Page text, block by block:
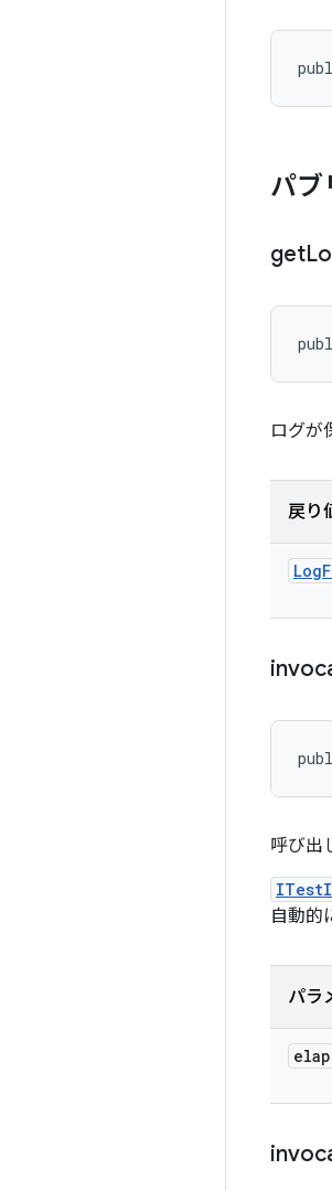
パブ
get
ログが
戻り
Log
呼び出
自動的
パラ